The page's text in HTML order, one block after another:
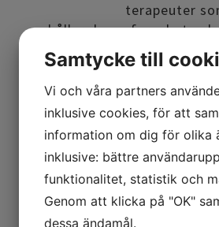
terapeuter
erhåller den erfarenhet
krävs för ett
Våra
Måndag -
Fredag 9-15
Samtycke till
Vi och våra partners
inklusive cookies, för att
information om dig för olika
inklusive: bättre
funktionalitet, statistik och
Genom att klicka på "OK"
dessa ändamål.